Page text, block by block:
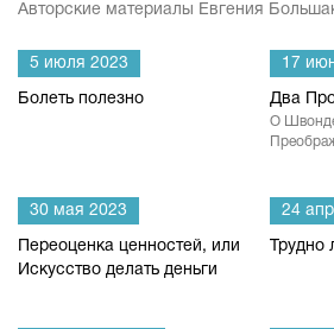
Авторские материалы Евгения
5 июля 2023
Болеть полезно
17
Два
О
30 мая 2023
Переоценка ценностей, или
Искусство делать деньги
24
Трудно